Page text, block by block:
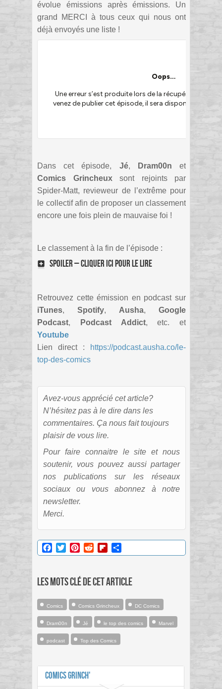
évolue émissions après émissions. Un
grand MERCI à tous ceux qui nous ont
déjà envoyés une liste !
Dans cet épisode, Jé, Dram00n et
Comics Grincheuxsont rejoints par
Spider-Matt, revieweur de l’extrême pour
le collectif afin de proposer un classement
encore une fois plein de mauvaise foi !
Le classement à la fin de l’épisode :
SPOILER – cliquer ici pour le lire
Retrouvez cette émission en podcast sur
iTunes, Spotify, Ausha, Google
Podcast, Podcast Addict, etc. et
Youtube
Lien direct :
https://podcast.ausha.co/le-
top-des-comics
Avez-vous apprécié cet article?
N’hésitez pas à le dire dans les
commentaires. Ça nous fait toujours
plaisir de vous lire.
Pour faire connaitre le site et nous
soutenir, vous pouvez aussi partager
nos publications sur les réseaux
sociaux ou vous abonnez à notre
newsletter.
Merci.
Facebook
TwitterPinterestRedditFlipboard
Les mots clé de cet article
Comics Comics Grincheux DC Comics
Dram00n Jé le top des comics Marvel
podcast Top des Comics
Comics Grinch'